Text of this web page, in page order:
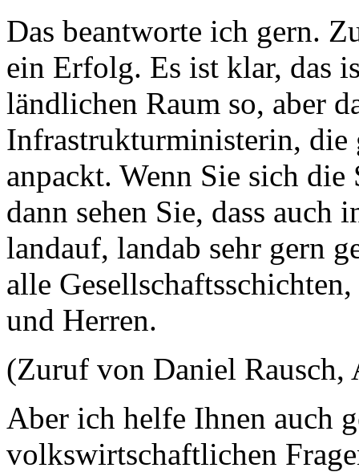
Das beantworte ich gern.
ein Erfolg. Es ist klar, das
ländlichen Raum so, aber
Infrastrukturministerin, die
anpackt. Wenn Sie sich
dann sehen Sie, dass auch
landauf, landab sehr gern
alle
und Herren.
(Zuruf von Daniel
Aber ich helfe Ihnen auch
volkswirtschaftlichen